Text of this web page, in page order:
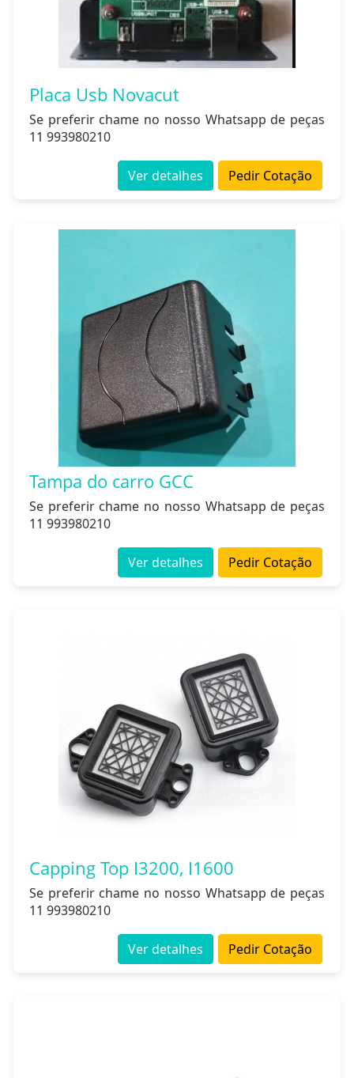
Placa Usb Novacut
Se preferir chame no nosso Whatsapp de peças
11 993980210
Pedir Cotação
Ver detalhes
Tampa do carro GCC
Se preferir chame no nosso Whatsapp de peças
11 993980210
Pedir Cotação
Ver detalhes
Capping Top I3200, I1600
Se preferir chame no nosso Whatsapp de peças
11 993980210
Pedir Cotação
Ver detalhes